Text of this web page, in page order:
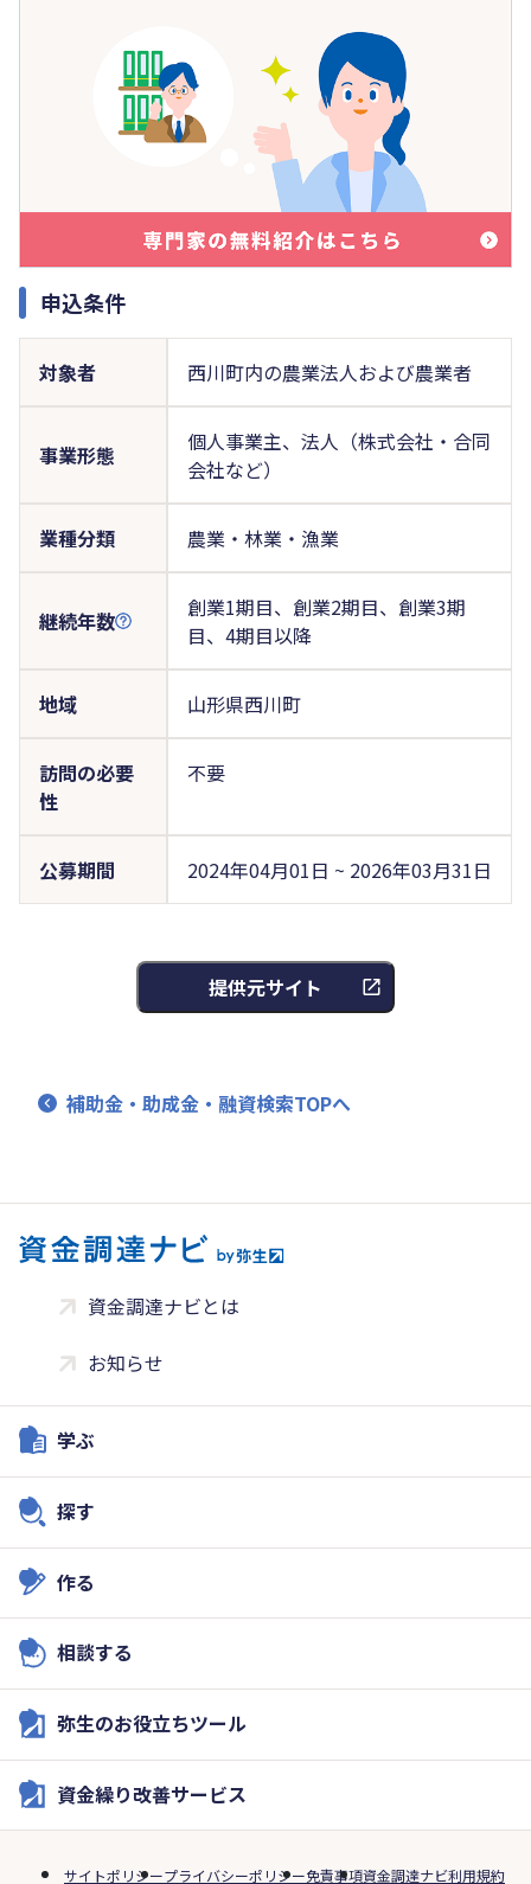
申込条件
対象者 西川町内の農業法人および農業者
事業形態
個人事業主、法人（株式会社・合同
会社など）
業種分類 農業・林業・漁業
継続年数
創業1期目、創業2期目、創業3期
目、4期目以降
地域 山形県西川町
訪問の必要
性
不要
公募期間 2024年04月01日 ~ 2026年03月31日
提供元サイト
補助金・助成金・融資検索TOPへ
資金調達ナビとは
お知らせ
学ぶ
探す
作る
相談する
弥生のお役立ちツール
資金繰り改善サービス
サイトポリシープライバシーポリシー免責事項資金調達ナビ利用規約